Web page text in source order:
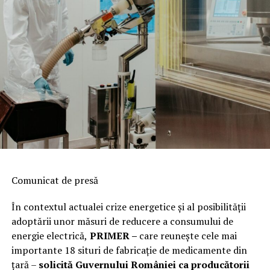
protestele
Comunicat de presă
În contextul actualei crize energetice și al posibilității
adoptării unor măsuri de reducere a consumului de
energie electrică, PRIMER – care reuneşte cele mai
importante 18 situri de fabricaţie de medicamente din
ţară – solicită Guvernului României ca producătorii